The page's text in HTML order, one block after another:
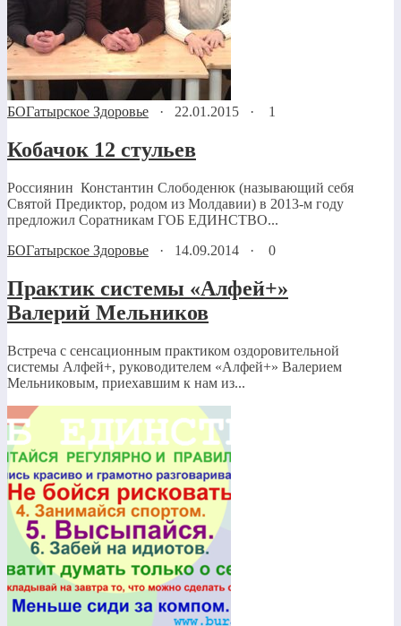
БОГатырское Здоровье · 22.01.2015 · 1
Кобачок 12 стульев
Россиянин Константин Слободенюк (называющий себя
Святой Предиктор, родом из Молдавии) в 2013-м году
предложил Соратникам ГОБ ЕДИНСТВО...
БОГатырское Здоровье · 14.09.2014 · 0
Практик системы «Алфей+»
Валерий Мельников
Встреча с сенсационным практиком оздоровительной
системы Алфей+, руководителем «Алфей+» Валерием
Мельниковым, приехавшим к нам из...